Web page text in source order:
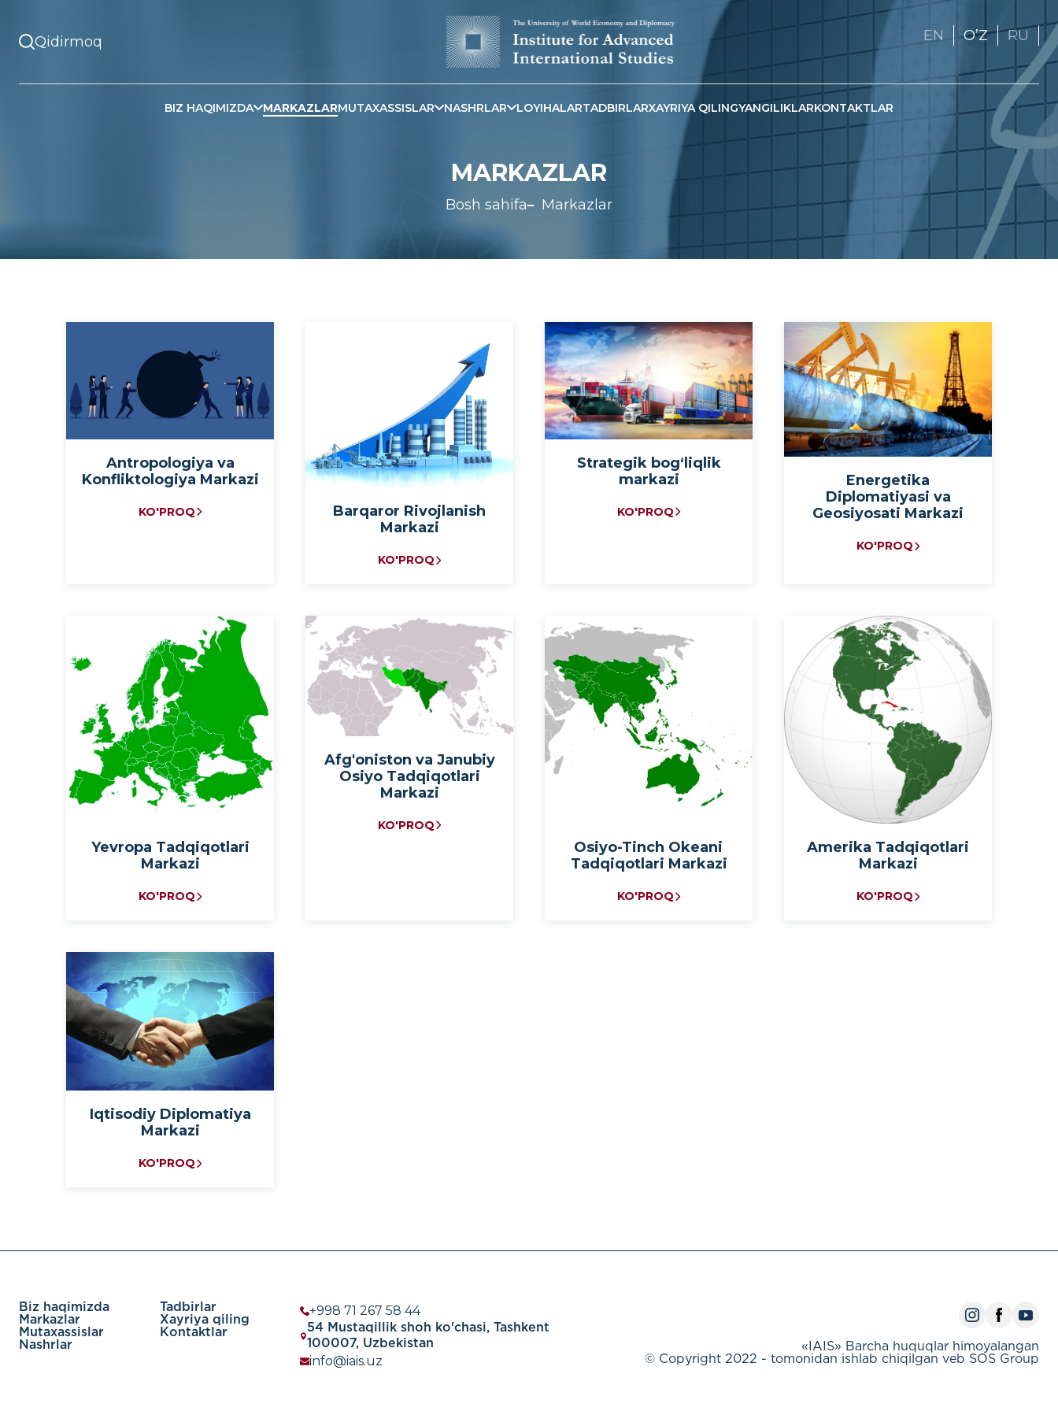
EN OʼZ RU
BIZ HAQIMIZDA MARKAZLARMUTAXASSISLAR NASHRLAR LOYIHALARTADBIRLARXAYRIYA QILINGYANGILIKLARKONTAKTLAR
MARKAZLAR
Bosh sahifa Markazlar
Antropologiya va
Konfliktologiya Markazi
KO'PROQ
Barqaror Rivojlanish
Markazi
KO'PROQ
Strategik bog‘liqlik
markazi
KO'PROQ
Energetika
Diplomatiyasi va
Geosiyosati Markazi
KO'PROQ
Yevropa Tadqiqotlari
Markazi
KO'PROQ
Afg'oniston va Janubiy
Osiyo Tadqiqotlari
Markazi
KO'PROQ
Osiyo-Tinch Okeani
Tadqiqotlari Markazi
KO'PROQ
Amerika Tadqiqotlari
Markazi
KO'PROQ
Iqtisodiy Diplomatiya
Markazi
KO'PROQ
Biz haqimizda
Markazlar
Mutaxassislar
Nashrlar
Tadbirlar
Xayriya qiling
Kontaktlar
+998 71 267 58 44
54 Mustaqillik shoh ko'chasi, Tashkent
100007, Uzbekistan
info@iais.uz
«IAIS» Barcha huquqlar himoyalangan
© Copyright 2022 - tomonidan ishlab chiqilgan veb SOS Group